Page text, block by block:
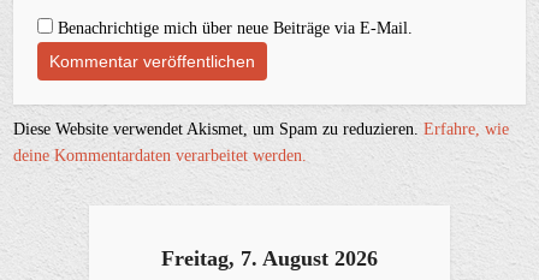
Benachrichtige mich über neue Beiträge via E-Mail.
Diese Website verwendet Akismet, um Spam zu reduzieren.Erfahre, wie
deine Kommentardaten verarbeitet werden.
Freitag, 7. August 2026